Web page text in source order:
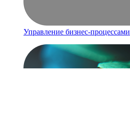
Управление бизнес-процессами